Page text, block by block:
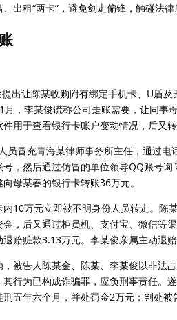
出租“两卡”，避免剑走偏锋，触碰法律
让陈某收购附有绑定手机卡、U盾及
，李某俊谎称公司走账需要，让同事
用于查看银行卡账户变动情况，后又
冒充青海某律师事务所主任，通过电
，然后通过仿冒的单位领导QQ账号
母某春的银行卡转账36万元。
万元立即被不明身份人员转走。陈
，后又通过柜员机、支付宝、微信等
赔赃款3.13万元。李某俊亲属主动退赔
告人陈某金、陈某、李某俊以非法
行为已构成诈骗罪，应负刑事责任。
五年六个月，并处罚金2万元；判处